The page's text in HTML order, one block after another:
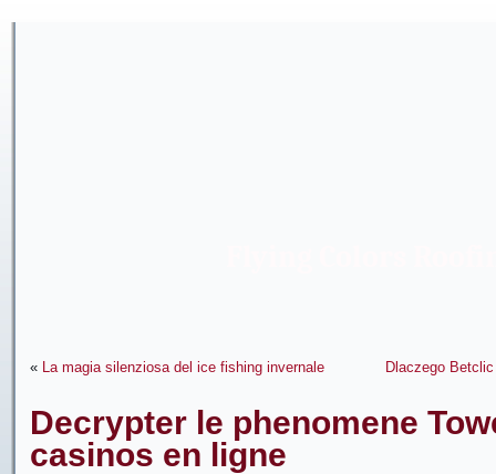
« La magia silenziosa del ice fishing invernale Dlaczego
Decrypter le phenomene
casinos en ligne